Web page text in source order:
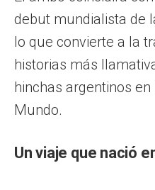
debut mundialista de
lo que convierte a la
historias más
hinchas argentinos
Mundo.
Un viaje que nació